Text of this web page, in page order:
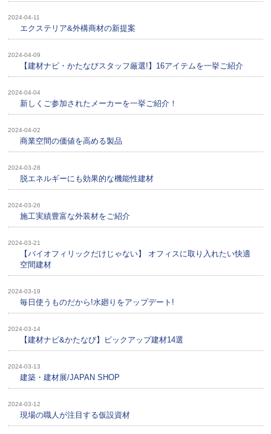
2024-04-11
エクステリア&外構商材の新提案
2024-04-09
【建材ナビ・かたなびスタッフ厳選!】16アイテムを一挙ご紹介
2024-04-04
新しくご参加されたメーカーを一挙ご紹介！
2024-04-02
商業空間の価値を高める製品
2024-03-28
脱エネルギーにも効果的な機能性建材
2024-03-26
施工実績豊富な外装材をご紹介
2024-03-21
【バイオフィリックだけじゃない】 オフィスに取り入れたい快適
空間建材
2024-03-19
毎日使うものだから!水廻りをアップデート!
2024-03-14
【建材ナビ&かたなび】ピックアップ建材14選
2024-03-13
建築・建材展/JAPAN SHOP
2024-03-12
現場の職人が注目する仮設資材